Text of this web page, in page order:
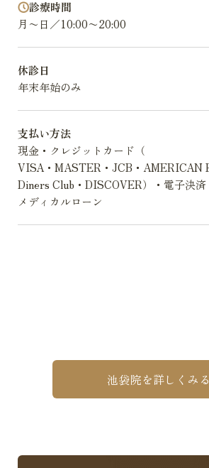
診療時間
月〜日／10:00〜20:00
休診日
年末年始のみ
支払い方法
現金・クレジットカード（
VISA・MASTER・JCB・AMERICAN
Diners Club・DISCOVER）・電子決済
メディカルローン
池袋院を詳しくみる